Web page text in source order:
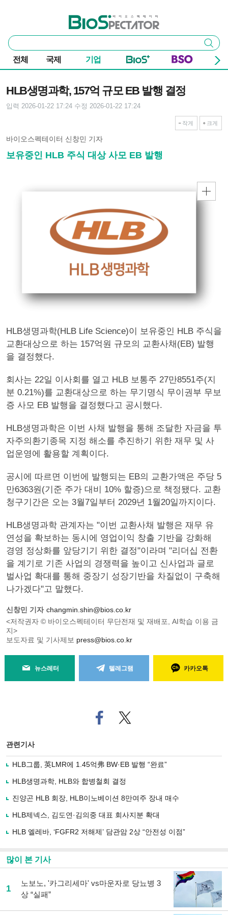
바이오스펙테이터
통
합
검
색
검색
전체 국제 기업
HLB생명과학, 157억 규모 EB 발행 결정
입력 2026-01-22 17:24 수정 2026-01-22 17:24
작게 크게
바이오스펙테이터 신창민 기자
보유중인 HLB 주식 대상 사모 EB 발행
HLB생명과학(HLB Life Science)이 보유중인 HLB 주식을
교환대상으로 하는 157억원 규모의 교환사채(EB) 발행
을 결정했다.
회사는 22일 이사회를 열고 HLB 보통주 27만8551주(지
분 0.21%)를 교환대상으로 하는 무기명식 무이권부 무보
증 사모 EB 발행을 결정했다고 공시했다.
HLB생명과학은 이번 사채 발행을 통해 조달한 자금을 투
자주의환기종목 지정 해소를 추진하기 위한 재무 및 사
업운영에 활용할 계획이다.
공시에 따르면 이번에 발행되는 EB의 교환가액은 주당 5
만6363원(기준 주가 대비 10% 할증)으로 책정됐다. 교환
청구기간은 오는 3월7일부터 2029년 1월20일까지이다.
HLB생명과학 관계자는 "이번 교환사채 발행은 재무 유
연성을 확보하는 동시에 영업이익 창출 기반을 강화해
경영 정상화를 앞당기기 위한 결정"이라며 "리더십 전환
을 계기로 기존 사업의 경쟁력을 높이고 신사업과 글로
벌사업 확대를 통해 중장기 성장기반을 차질없이 구축해
나가겠다"고 말했다.
신창민 기자 changmin.shin@bios.co.kr
<저작권자 © 바이오스펙테이터 무단전재 및 재배포, AI학습 이용 금
지>
보도자료 및 기사제보 press@bios.co.kr
뉴스레터 텔레그램 카카오톡
페
이
로
기
사
유
기
트위
터로
관련기사
HLB그룹, 英LMR에 1.45억弗 BW·EB 발행 “완료”
HLB생명과학, HLB와 합병철회 결정
진양곤 HLB 회장, HLB이노베이션 8만여주 장내 매수
HLB제넥스, 김도연·김의중 대표 회사지분 확대
HLB 엘레바, ‘FGFR2 저해제’ 담관암 2상 “안전성 이점”
많이 본 기사
1
노보노, '카그리세마' vs마운자로 당뇨병 3
상 “실패”